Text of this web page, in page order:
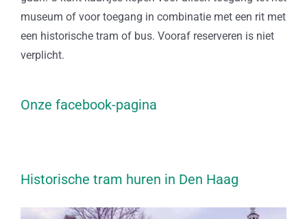
museum of voor toegang in combinatie met een rit met
een historische tram of bus. Vooraf reserveren is niet
verplicht.
Onze facebook-pagina
Historische tram huren in Den Haag